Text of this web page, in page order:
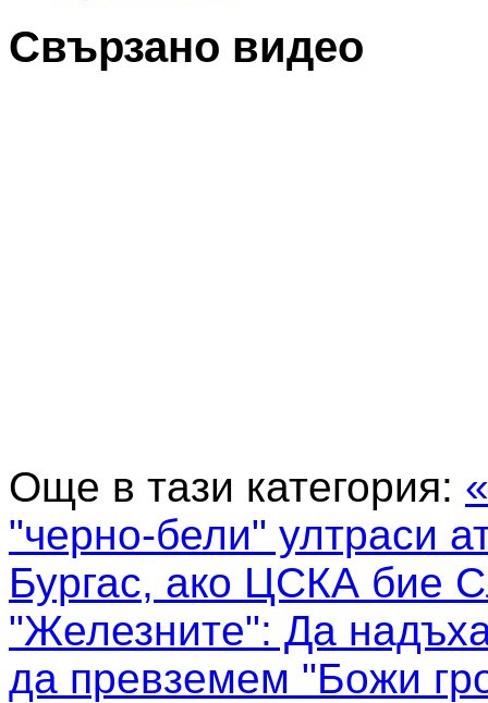
Свързано видео
Още в тази категория:
"черно-бели" ултраси
Бургас, ако ЦСКА бие
"Железните": Да
да превземем "Божи